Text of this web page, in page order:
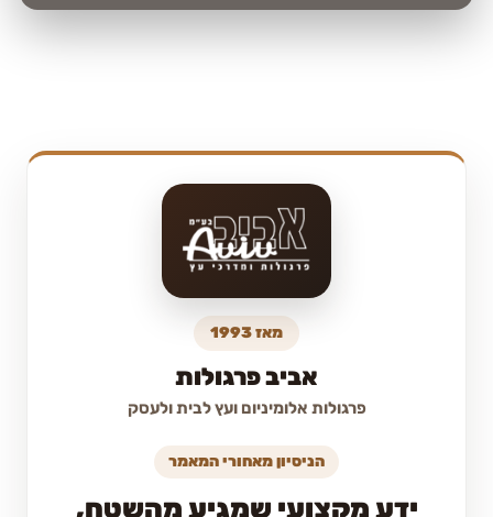
מאז 1993
אביב פרגולות
פרגולות אלומיניום ועץ לבית ולעסק
הניסיון מאחורי המאמר
ידע מקצועי שמגיע מהשטח,